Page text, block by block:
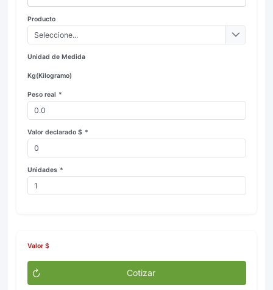
Producto
Seleccione...
Unidad de Medida
Kg(Kilogramo)
Peso real *
Valor declarado $ *
Unidades *
Valor $
Cotizar